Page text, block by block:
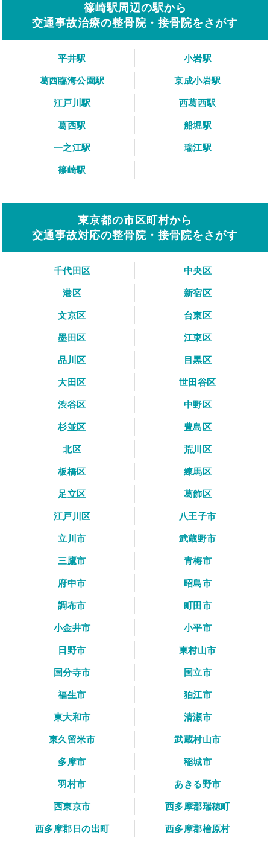
篠崎駅周辺の駅から
交通事故治療の整骨院・接骨院をさがす
平井駅
小岩駅
葛西臨海公園駅
京成小岩駅
江戸川駅
西葛西駅
葛西駅
船堀駅
一之江駅
瑞江駅
篠崎駅
東京都の市区町村から
交通事故対応の整骨院・接骨院をさがす
千代田区
中央区
港区
新宿区
文京区
台東区
墨田区
江東区
品川区
目黒区
大田区
世田谷区
渋谷区
中野区
杉並区
豊島区
北区
荒川区
板橋区
練馬区
足立区
葛飾区
江戸川区
八王子市
立川市
武蔵野市
三鷹市
青梅市
府中市
昭島市
調布市
町田市
小金井市
小平市
日野市
東村山市
国分寺市
国立市
福生市
狛江市
東大和市
清瀬市
東久留米市
武蔵村山市
多摩市
稲城市
羽村市
あきる野市
西東京市
西多摩郡瑞穂町
西多摩郡日の出町
西多摩郡檜原村